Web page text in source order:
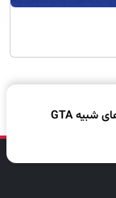
معرفی بهترین بازی‌های شبیه GTA